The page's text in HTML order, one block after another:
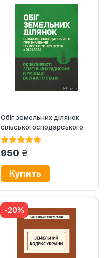
Обіг земельних ділянок
сільськогосподарського
призначення в умовах
950 грн.
-20%